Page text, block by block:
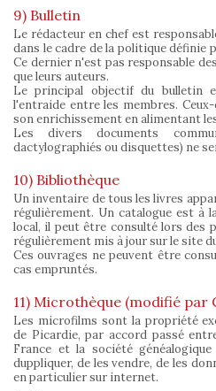
9) Bulletin
Le rédacteur en chef est
dans le cadre de la politique définie
Ce dernier n'est pas responsable
que leurs auteurs.
Le principal objectif du bulletin
l'entraide entre les membres.
son enrichissement en alimentant
Les divers documents
dactylographiés ou disquettes) ne
10) Bibliothèque
Un inventaire de tous les livres
régulièrement. Un catalogue est à
local, il peut être consulté lors des
régulièrement mis à jour sur le site
Ces ouvrages ne peuvent être
cas empruntés.
11) Microthèque (modifié par
Les microfilms sont la propriété
de Picardie, par accord passé
France et la société
duppliquer, de les vendre, de les
en particulier sur internet.